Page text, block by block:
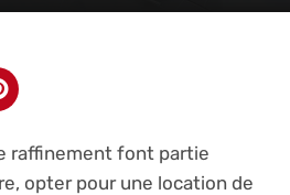
raffinement font partie
opter pour une location de